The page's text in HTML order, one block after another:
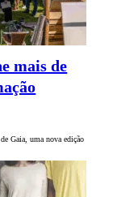
mais de
Gaia, uma nova edição